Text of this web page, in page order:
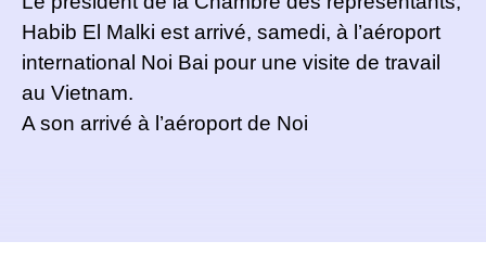
Habib El Malki est arrivé, samedi, à l’aéroport
international Noi Bai pour une visite de travail
au Vietnam.
A son arrivé à l’aéroport de Noi